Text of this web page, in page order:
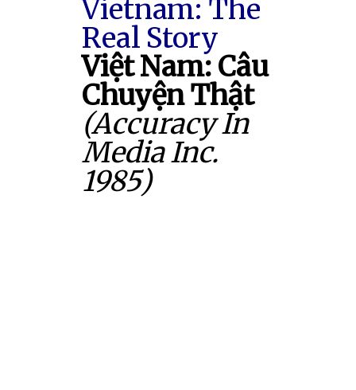
Vietnam: The
Real Story
Việt Nam: Câu
Chuyện Thật
(Accuracy In
Media Inc.
1985)